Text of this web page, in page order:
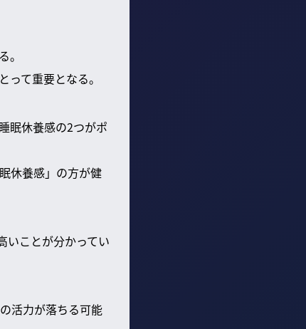
。
て重要となる。
眠休養感の2つがポ
休養感」の方が健
いことが分かってい
活力が落ちる可能